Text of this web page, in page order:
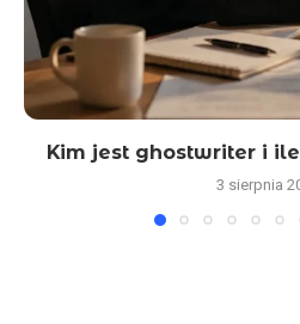
Kim jest ghostwriter i
3 sierpnia